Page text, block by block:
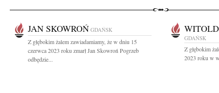
JAN SKOWROŃ GDAŃSK
Z głębokim żalem zawiadamiamy, że w dniu 15
czerwca 2023 roku zmarł Jan Skowroń Pogrzeb
odbędzie...
GDAŃSK
Z głębokim
2023 roku w